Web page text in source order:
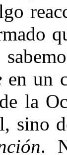
en un
la
sino
.